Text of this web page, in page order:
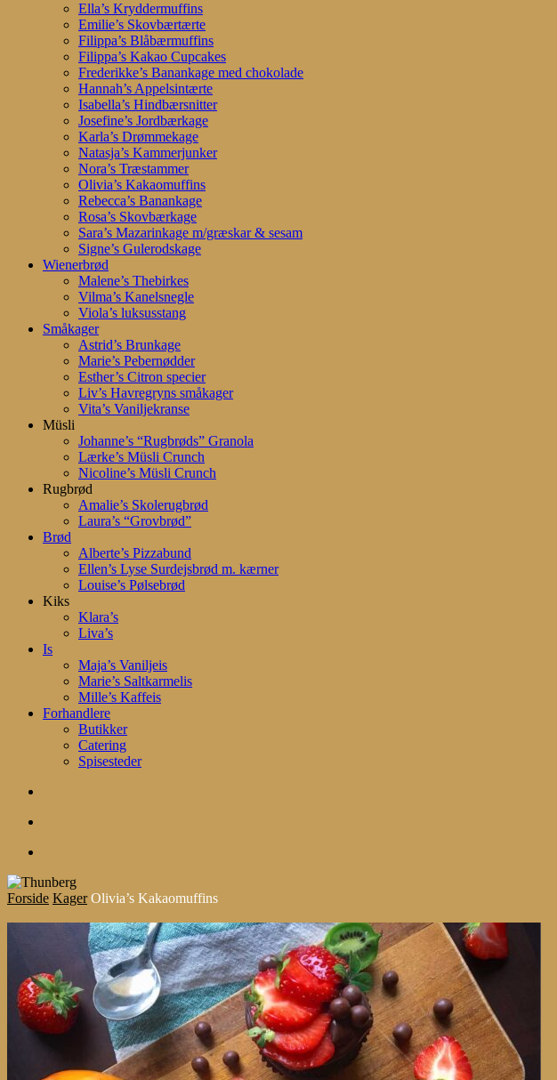
Ella’s Kryddermuffins
Emilie’s Skovbærtærte
Filippa’s Blåbærmuffins
Filippa’s Kakao Cupcakes
Frederikke’s Banankage med chokolade
Hannah’s Appelsintærte
Isabella’s Hindbærsnitter
Josefine’s Jordbærkage
Karla’s Drømmekage
Natasja’s Kammerjunker
Nora’s Træstammer
Olivia’s Kakaomuffins
Rebecca’s Banankage
Rosa’s Skovbærkage
Sara’s Mazarinkage m/græskar & sesam
Signe’s Gulerodskage
Wienerbrød
Malene’s Thebirkes
Vilma’s Kanelsnegle
Viola’s luksusstang
Småkager
Astrid’s Brunkage
Marie’s Pebernødder
Esther’s Citron specier
Liv’s Havregryns småkager
Vita’s Vaniljekranse
Müsli
Johanne’s “Rugbrøds” Granola
Lærke’s Müsli Crunch
Nicoline’s Müsli Crunch
Rugbrød
Amalie’s Skolerugbrød
Laura’s “Grovbrød”
Brød
Alberte’s Pizzabund
Ellen’s Lyse Surdejsbrød m. kærner
Louise’s Pølsebrød
Kiks
Klara’s
Liva’s
Is
Maja’s Vaniljeis
Marie’s Saltkarmelis
Mille’s Kaffeis
Forhandlere
Butikker
Catering
Spisesteder
Forside Kager Olivia’s Kakaomuffins